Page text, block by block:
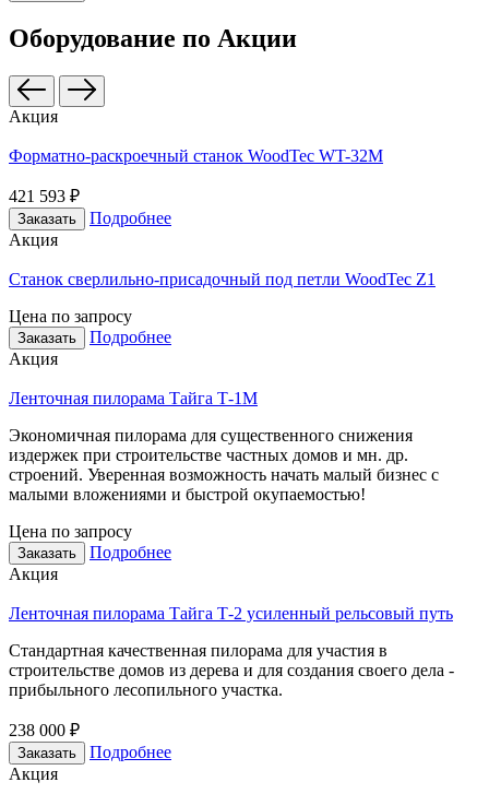
Оборудование по Акции
Акция
Форматно-раскроечный станок WoodTec WT-32M
421 593 ₽
Заказать
Подробнее
Акция
Станок сверлильно-присадочный под петли WoodTec Z1
Цена по запросу
Заказать
Подробнее
Акция
Ленточная пилорама Тайга Т-1М
Экономичная пилорама для существенного снижения
издержек при строительстве частных домов и мн. др.
строений. Уверенная возможность начать малый бизнес с
малыми вложениями и быстрой окупаемостью!
Цена по запросу
Заказать
Подробнее
Акция
Ленточная пилорама Тайга Т-2 усиленный рельсовый путь
Стандартная качественная пилорама для участия в
строительстве домов из дерева и для создания своего дела -
прибыльного лесопильного участка.
238 000 ₽
Заказать
Подробнее
Акция